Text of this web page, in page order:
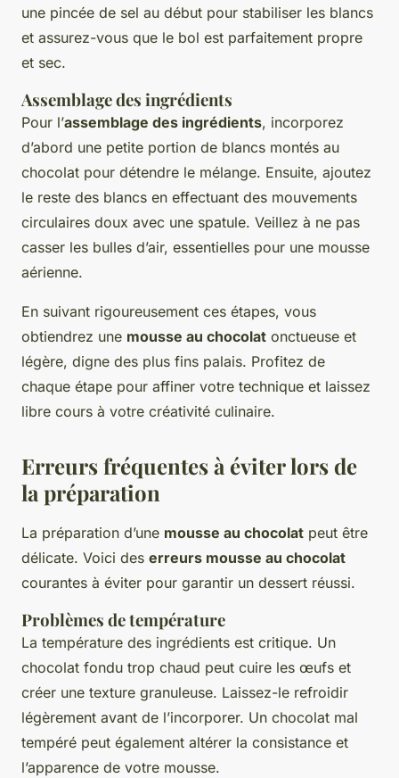
une pincée de sel au début pour stabiliser les blancs
et assurez-vous que le bol est parfaitement propre
et sec.
Assemblage des ingrédients
Pour l’assemblage des ingrédients, incorporez
d’abord une petite portion de blancs montés au
chocolat pour détendre le mélange. Ensuite, ajoutez
le reste des blancs en effectuant des mouvements
circulaires doux avec une spatule. Veillez à ne pas
casser les bulles d’air, essentielles pour une mousse
aérienne.
En suivant rigoureusement ces étapes, vous
obtiendrez une mousse au chocolat onctueuse et
légère, digne des plus fins palais. Profitez de
chaque étape pour affiner votre technique et laissez
libre cours à votre créativité culinaire.
Erreurs fréquentes à éviter lors de
la préparation
La préparation d’une mousse au chocolat peut être
délicate. Voici des erreurs mousse au chocolat
courantes à éviter pour garantir un dessert réussi.
Problèmes de température
La température des ingrédients est critique. Un
chocolat fondu trop chaud peut cuire les œufs et
créer une texture granuleuse. Laissez-le refroidir
légèrement avant de l’incorporer. Un chocolat mal
tempéré peut également altérer la consistance et
l’apparence de votre mousse.